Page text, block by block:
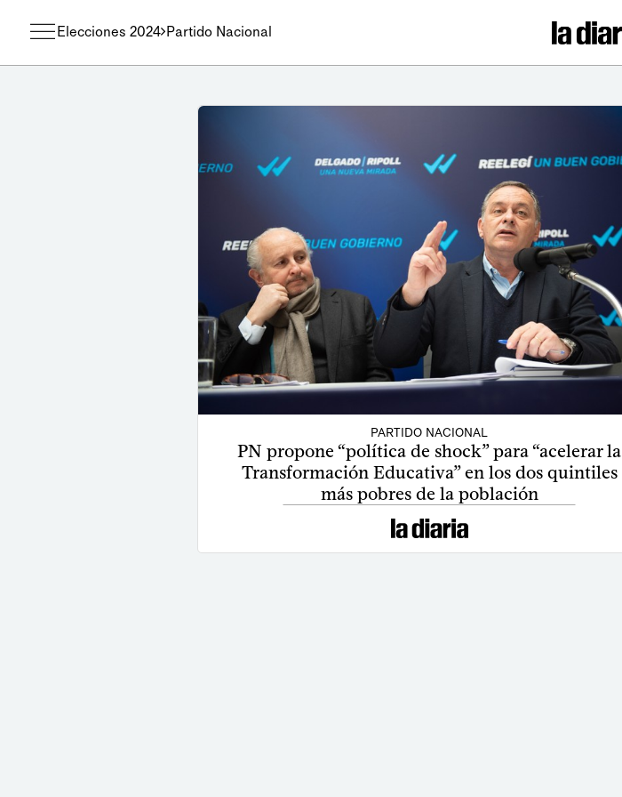
Elecciones 2024 Partido Nacional
PARTIDO NACIONAL
PN propone “política de shock” para “acelerar la
Transformación Educativa” en los dos quintiles
más pobres de la población